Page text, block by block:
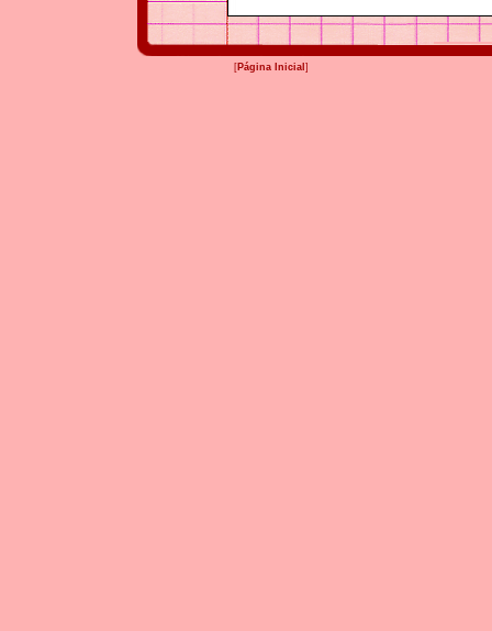
[Página Inicial ]